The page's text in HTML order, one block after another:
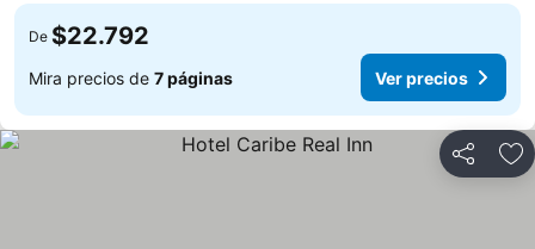
De $22.792
Mira precios de 7 páginas Ver precios
Compartir